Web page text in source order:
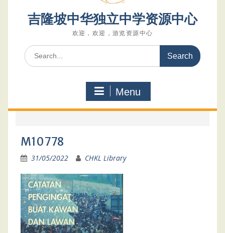
吉隆坡中华独立中学资源中心
欢迎，欢迎，游览资源中心
Search
for:
Menu
M10778
31/05/2022 CHKL Library